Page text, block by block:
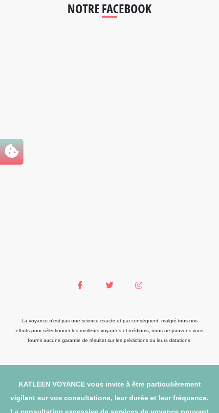
NOTRE FACEBOOK
La voyance n'est pas une science exacte et par conséquent, malgré tous nos
efforts pour sélectionner les meilleurs voyantes et médiums, nous ne pouvons vous
fournir aucune garantie de résultat sur les prédictions ou leurs datations.
KATLEEN VOYANCE vous invite à être particulièrement
vigilant sur vos consultations, leur durée et leur fréquence.